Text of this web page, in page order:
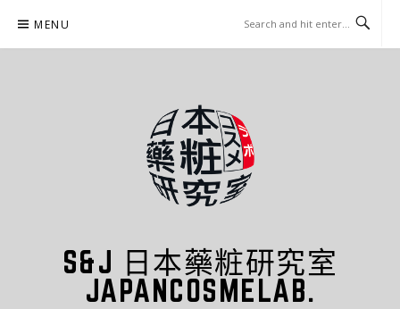
content
MENU
S&J 日本藥粧研究室
JAPANCOSMELAB.